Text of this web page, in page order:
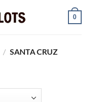
0
/ SANTA CRUZ